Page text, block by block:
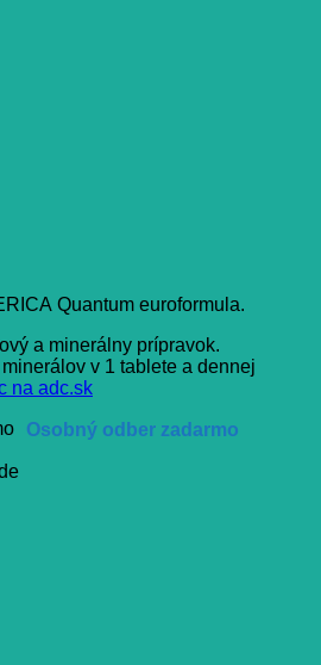
Quantum euroformula.
a minerálny prípravok.
v 1 tablete a dennej
na adc.sk
Osobný odber zadarmo